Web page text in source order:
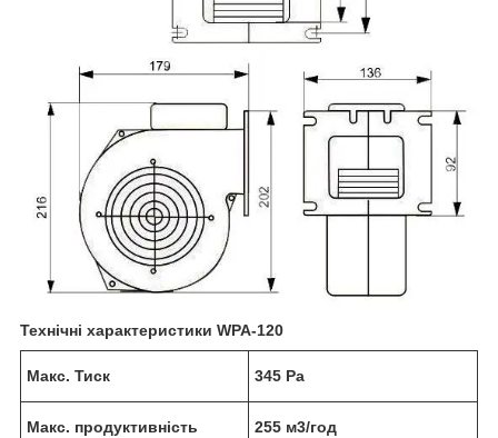
Технічні характеристики WPA-120
Макс. Тиск 345 Pa
Макс. продуктивність 255 м3/год